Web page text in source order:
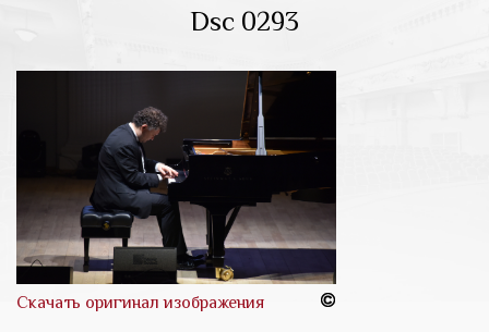
Dsc 0293
Скачать оригинал изображения